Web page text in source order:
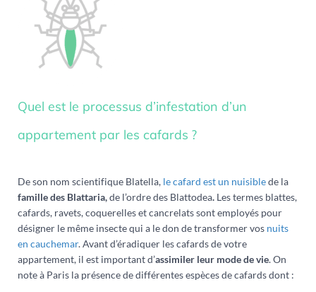
Quel est le processus d’infestation d’un
appartement par les cafards ?
De son nom scientifique Blatella, le cafard est un nuisiblede la
famille des Blattaria,de l’ordre des Blattodea. Les termes blattes,
cafards, ravets, coquerelles et cancrelats sont employés pour
désigner le même insecte qui a le don de transformer vos nuits
en cauchemar. Avant d’éradiquer les cafards de votre
appartement, il est important d’assimiler leur mode de vie. On
note à Paris la présence de différentes espèces de cafards dont :